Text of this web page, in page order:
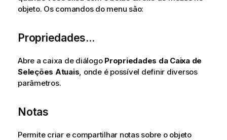
objeto. Os comandos do menu são:
Propriedades...
Abre a caixa de diálogo Propriedades da Caixa de
Seleções Atuais, onde é possível definir diversos
parâmetros.
Notas
Permite criar e compartilhar notas sobre o objeto